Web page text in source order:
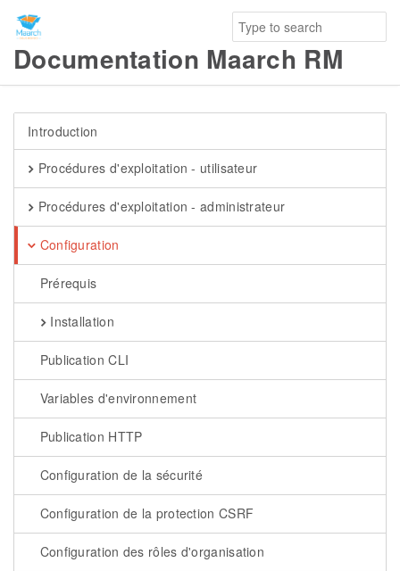
Documentation Maarch RM
Introduction
Procédures d'exploitation - utilisateur
Procédures d'exploitation - administrateur
Configuration
Prérequis
Installation
Publication CLI
Variables d'environnement
Publication HTTP
Configuration de la sécurité
Configuration de la protection CSRF
Configuration des rôles d'organisation